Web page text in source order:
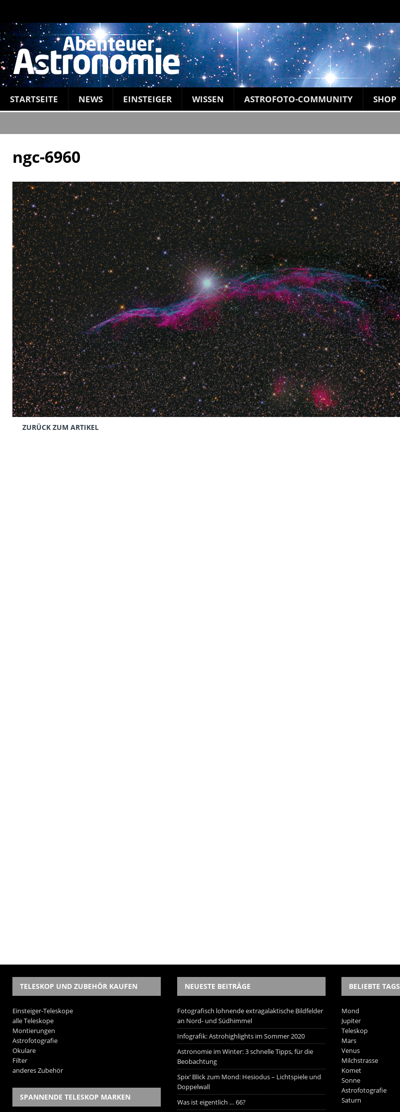
STARTSEITE NEWS EINSTEIGER WISSEN ASTROFOTO-COMMUNITY SHOP
ngc-6960
ZURÜCK ZUM ARTIKEL
TELESKOP UND ZUBEHÖR KAUFEN
Einsteiger-Teleskope
alle Teleskope
Montierungen
Astrofotografie
Okulare
Filter
anderes Zubehör
SPANNENDE TELESKOP MARKEN
NEUESTE BEITRÄGE
Fotografisch lohnende extragalaktische Bildfelder
an Nord- und Südhimmel
Infografik: Astrohighlights im Sommer 2020
Astronomie im Winter: 3 schnelle Tipps, für die
Beobachtung
Spix‘ Blick zum Mond: Hesiodus – Lichtspiele und
Doppelwall
Was ist eigentlich … 66?
BELIEBTE TAGS
Mond
Jupiter
Teleskop
Mars
Venus
Milchstrasse
Komet
Sonne
Astrofotografie
Saturn